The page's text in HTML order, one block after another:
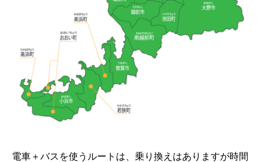
電車＋バスを使うルートは、乗り換えはありますが時間